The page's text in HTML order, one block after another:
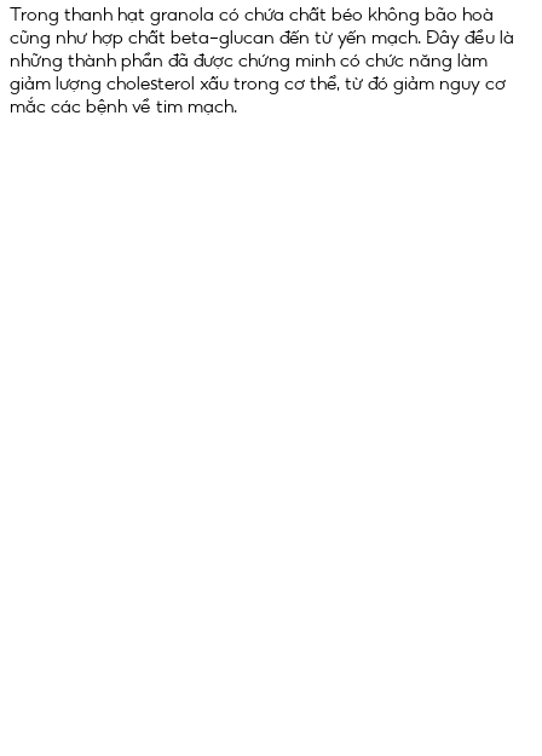
Trong thanh hạt granola có chứa chất béo không bão hoà
cũng như hợp chất beta-glucan đến từ yến mạch. Đây đều là
những thành phần đã được chứng minh có chức năng làm
giảm lượng cholesterol xấu trong cơ thể, từ đó giảm nguy cơ
mắc các bệnh về tim mạch.